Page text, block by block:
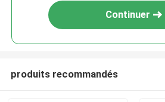
Continuer
produits recommandés